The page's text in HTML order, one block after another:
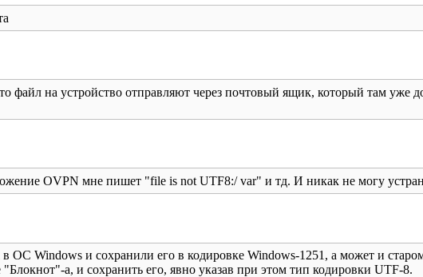
файл на устройство отправляют через почтовый ящик, который там уже
OVPN мне пишет "file is not UTF8:/ var" и тд. И никак не могу
ОС Windows и сохранили его в кодировке Windows-1251, а может и
а, и сохранить его, явно указав при этом тип кодировки UTF-8.